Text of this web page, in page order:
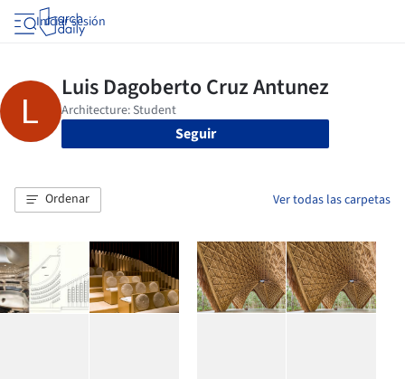
Iniciar sesión
Seguir
Ordenar Ver todas las carpetas